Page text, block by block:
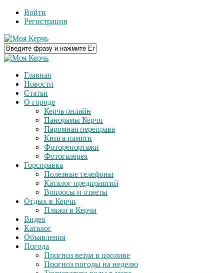
Войти
Регистрация
Главная
Новости
Статьи
О городе
Керчь онлайн
Панорамы Керчи
Паромная переправа
Книга памяти
Фоторепортажи
Фотогалерея
Горсправка
Полезные телефоны
Каталог предприятий
Вопросы и ответы
Отдых в Керчи
Пляжи в Керчи
Видео
Каталог
Объявления
Погода
Прогноз ветра в проливе
Прогноз погоды на неделю